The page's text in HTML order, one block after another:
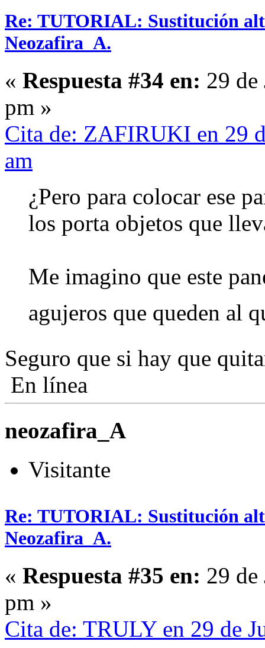
Re: TUTORIAL: Sustitución
Neozafira_A.
« Respuesta #34 en: 29
pm »
Cita de: ZAFIRUKI en 29
am
¿Pero para colocar ese
los porta objetos que
Me imagino que este
agujeros que queden al
Seguro que si hay que
En línea
neozafira_A
Visitante
Re: TUTORIAL: Sustitución
Neozafira_A.
« Respuesta #35 en: 29
pm »
Cita de: TRULY en 29 de